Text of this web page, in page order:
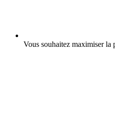
Vous souhaitez maximiser